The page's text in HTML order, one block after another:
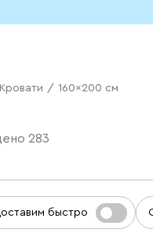
Кровати / 160x200 см
283
быстро